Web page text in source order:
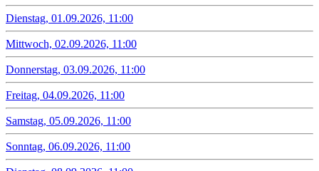
Dienstag, 01.09.2026, 11:00
Mittwoch, 02.09.2026, 11:00
Donnerstag, 03.09.2026, 11:00
Freitag, 04.09.2026, 11:00
Samstag, 05.09.2026, 11:00
Sonntag, 06.09.2026, 11:00